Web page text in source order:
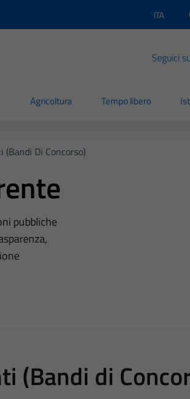
Lingua
ITA
Seguici
Agricoltura Tempo libero
(Bandi Di Concorso)
pubbliche
(Bandi di